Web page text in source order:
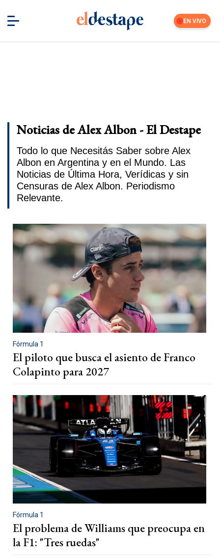
EN VIVO
Noticias de Alex Albon - El Destape
Todo lo que Necesitás Saber sobre Alex
Albon en Argentina y en el Mundo. Las
Noticias de Última Hora, Verídicas y sin
Censuras de Alex Albon. Periodismo
Relevante.
Fórmula 1
El piloto que busca el asiento de Franco
Colapinto para 2027
Fórmula 1
El problema de Williams que preocupa en
la F1: "Tres ruedas"